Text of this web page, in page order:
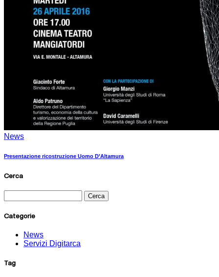
News
Presentazione ricostruzione Uomo D’Altamura
Cerca
Categorie
News
Servizi Digitarca
Tag